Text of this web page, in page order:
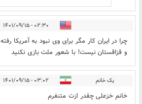
۰۲:۳۰ - ۱۴۰۱/۰۹/۱۵
چرا در ایران کار مگر برای وی نبود به آمریکا
و قزاقستان نیست! با شعور ملت بازی نکنید
یک خانم ۰۳:۰۲ - ۱۴۰۱/۰۹/۱۵
خانم خزعلی چقدر ازت متنفرم